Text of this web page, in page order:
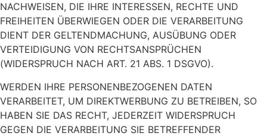
NACHWEISEN, DIE IHRE INTERESSEN, RECHTE UND
FREIHEITEN ÜBERWIEGEN ODER DIE VERARBEITUNG
DIENT DER GELTENDMACHUNG, AUSÜBUNG ODER
VERTEIDIGUNG VON RECHTSANSPRÜCHEN
(WIDERSPRUCH NACH ART. 21 ABS. 1 DSGVO).
WERDEN IHRE PERSONENBEZOGENEN DATEN
VERARBEITET, UM DIREKTWERBUNG ZU BETREIBEN, SO
HABEN SIE DAS RECHT, JEDERZEIT WIDERSPRUCH
GEGEN DIE VERARBEITUNG SIE BETREFFENDER